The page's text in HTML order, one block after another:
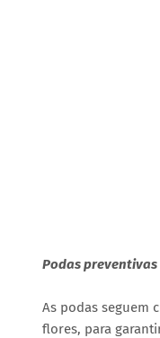
Podas
As podas seguem
flores, para